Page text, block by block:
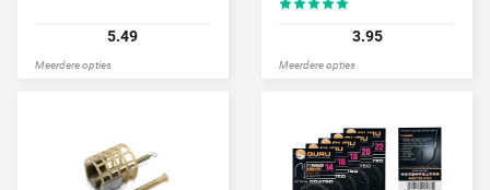
5.49
Meerdere opties
3.95
Meerdere opties